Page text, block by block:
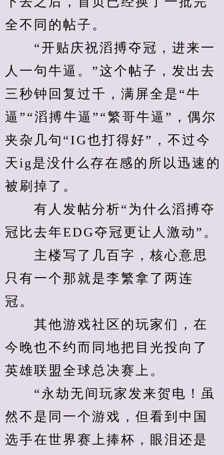
全不同的帖子。
“开贴庆祝滔搏夺冠，进来一
人一句牛逼。”这个帖子，发出去
三秒钟回复过千，满屏全是“牛
逼”“滔搏牛逼”“繁哥牛逼”，偶尔
夹杂几句“IG也打得好”，不过今
天ig是没什么存在感的所以迅速的
被刷掉了。
有人发帖分析“为什么滔搏夺
冠比去年EDG夺冠更让人激动”。
主楼写了几百字，核心意思
只有一个那就是李繁拿了两连
冠。
其他游戏社区的玩家们，在
今晚也不约而同地把目光投向了
英雄联盟全球总决赛上。
“永劫无间玩家发来贺电！虽
然不是同一个游戏，但看到中国
选手在世界赛上捧杯，眼泪还是